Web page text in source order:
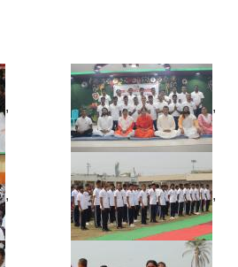
, ,
, ,